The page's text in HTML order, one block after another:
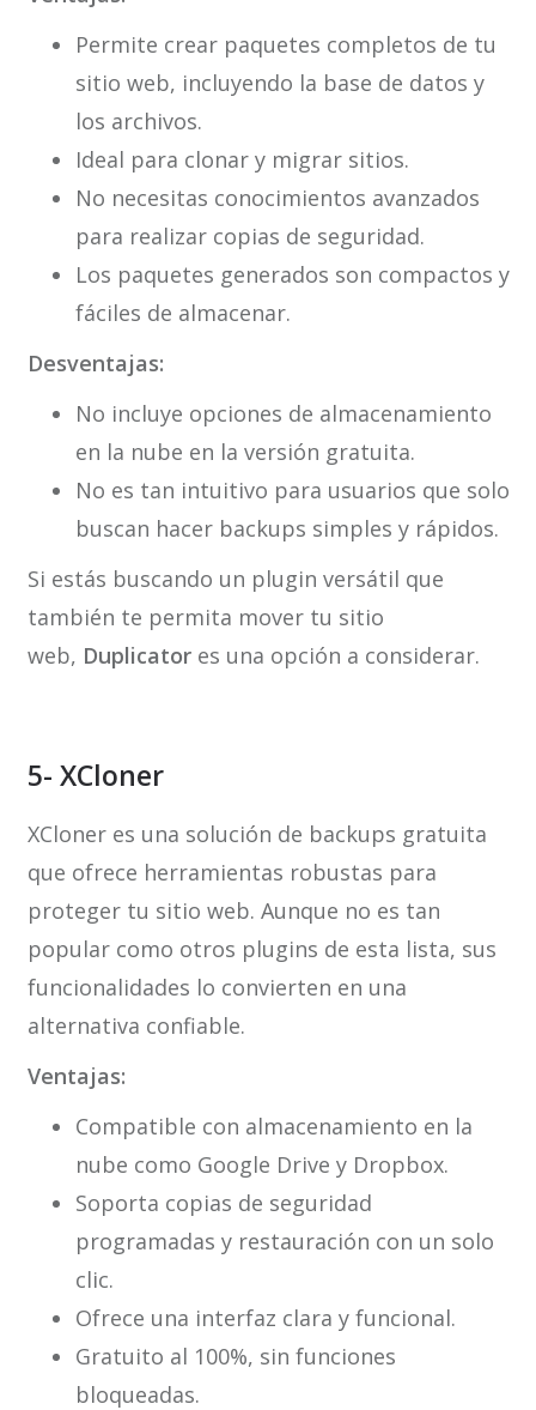
Permite crear paquetes completos de tu
sitio web, incluyendo la base de datos y
los archivos.
Ideal para clonar y migrar sitios.
No necesitas conocimientos avanzados
para realizar copias de seguridad.
Los paquetes generados son compactos y
fáciles de almacenar.
Desventajas:
No incluye opciones de almacenamiento
en la nube en la versión gratuita.
No es tan intuitivo para usuarios que solo
buscan hacer backups simples y rápidos.
Si estás buscando un plugin versátil que
también te permita mover tu sitio
web, Duplicatores una opción a considerar.
5- XCloner
XCloner es una solución de backups gratuita
que ofrece herramientas robustas para
proteger tu sitio web. Aunque no es tan
popular como otros plugins de esta lista, sus
funcionalidades lo convierten en una
alternativa confiable.
Ventajas:
Compatible con almacenamiento en la
nube como Google Drive y Dropbox.
Soporta copias de seguridad
programadas y restauración con un solo
clic.
Ofrece una interfaz clara y funcional.
Gratuito al 100%, sin funciones
bloqueadas.